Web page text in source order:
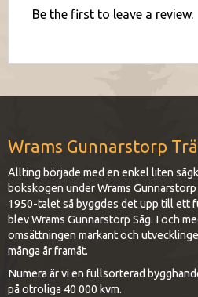
Be the first to leave a review.
Wrams Gunnarstorp
Allting började med en enkel liten
bokskogen under Wrams
1950-talet så byggdes det upp till ett
blev Wrams Gunnarstorp Såg. I och
omsättningen markant och
många år framåt.
Numera är vi en fullsorterad
på otroliga 40 000 kvm.